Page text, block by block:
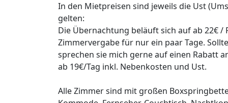
In den Mietpreisen sind jeweils die Ust
gelten:
Die Übernachtung beläuft sich auf ab 22€
Zimmervergabe für nur ein paar Tage.
sprechen sie mich gerne auf einen Rabatt
ab 19€/Tag inkl. Nebenkosten und Ust.
Alle Zimmer sind mit großen